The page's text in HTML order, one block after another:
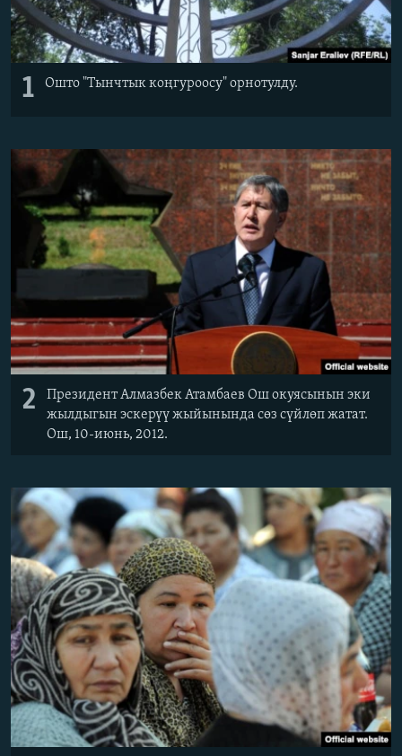
1 Ошто "Тынчтык коңгуроосу" орнотулду.
2
Президент Алмазбек Атамбаев Ош окуясынын эки
жылдыгын эскерүү жыйынында сөз сүйлөп жатат.
Ош, 10-июнь, 2012.